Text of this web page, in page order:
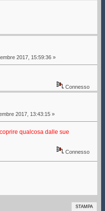
2017, 15:59:36 »
Connesso
2017, 13:43:15 »
qualcosa dalle sue
Connesso
STAMPA